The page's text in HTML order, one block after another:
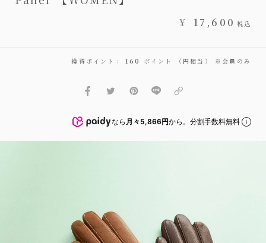
¥ 17,600 税込
獲得ポイント： 160 ポイント （円相当） ※会員のみ
なら 月々5,866円から。分割手数料無料